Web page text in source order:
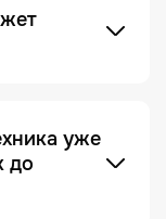
что
когда
ее
должна
уже
до